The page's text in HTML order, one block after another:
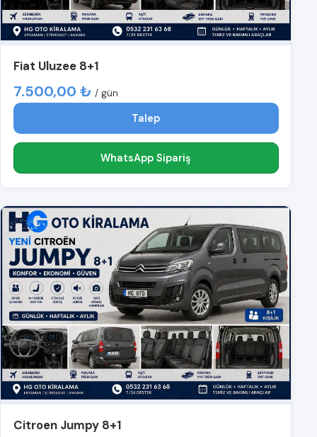
Fiat Uluzee 8+1
7.500,00 ₺ / gün
Talep
WhatsApp Sipariş
Citroen Jumpy 8+1